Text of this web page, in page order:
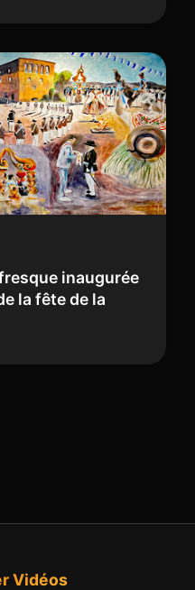
inaugurée
la fête de la
Vidéos